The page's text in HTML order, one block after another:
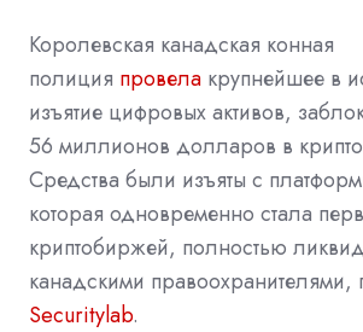
Королевская канадская конная
полиция провела крупнейшее в
изъятие цифровых активов,
56 миллионов долларов в
Средства были изъяты с
которая одновременно стала
криптобиржей, полностью
канадскими правоохранителями,
Securitylab.